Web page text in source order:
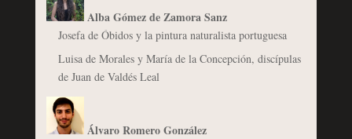
Alba Gómez de Zamora Sanz
Josefa de Óbidos y la pintura naturalista portuguesa
Luisa de Morales y María de la Concepción, discípulas
de Juan de Valdés Leal
Álvaro Romero González